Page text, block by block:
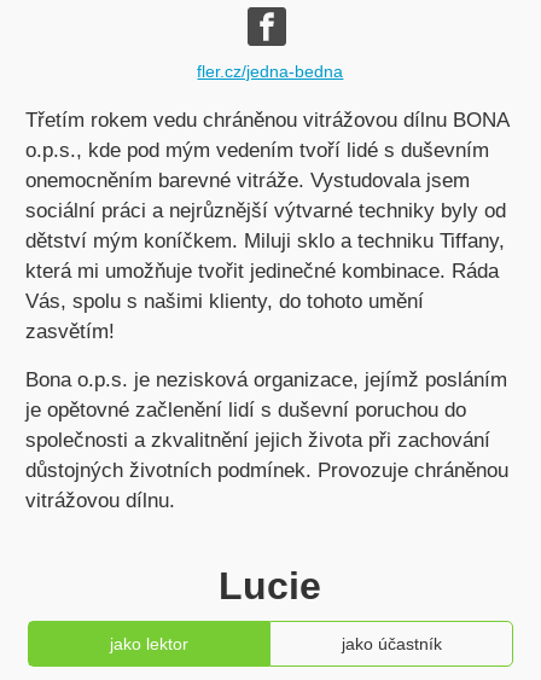
fler.cz/jedna-bedna
Třetím rokem vedu chráněnou vitrážovou dílnu BONA
o.p.s., kde pod mým vedením tvoří lidé s duševním
onemocněním barevné vitráže. Vystudovala jsem
sociální práci a nejrůznější výtvarné techniky byly od
dětství mým koníčkem. Miluji sklo a techniku Tiffany,
která mi umožňuje tvořit jedinečné kombinace. Ráda
Vás, spolu s našimi klienty, do tohoto umění
zasvětím!
Bona o.p.s. je nezisková organizace, jejímž posláním
je opětovné začlenění lidí s duševní poruchou do
společnosti a zkvalitnění jejich života při zachování
důstojných životních podmínek. Provozuje chráněnou
vitrážovou dílnu.
Lucie
jako lektor jako účastník